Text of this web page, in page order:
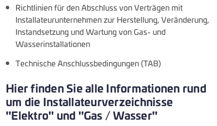
Richtlinien für den Abschluss von Verträgen mit
Installateurunternehmen zur Herstellung, Veränderung,
Instandsetzung und Wartung von Gas- und
Wasserinstallationen
Technische Anschlussbedingungen (TAB)
Hier finden Sie alle Informationen rund
um die Installateurverzeichnisse
"Elektro" und "Gas / Wasser"